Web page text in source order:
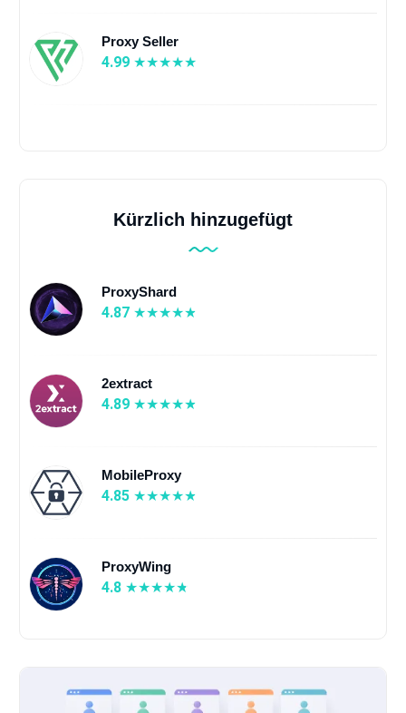
Proxy Seller
4.99
Kürzlich hinzugefügt
ProxyShard
4.87
2extract
4.89
MobileProxy
4.85
ProxyWing
4.8